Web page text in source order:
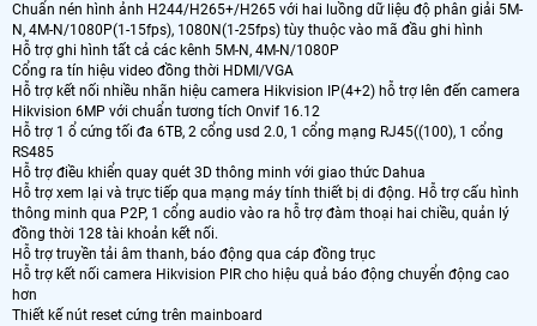
Chuẩn nén hình ảnh H244/H265+/H265 với hai luồng dữ liệu độ phân giải 5M-
N, 4M-N/1080P(1-15fps), 1080N(1-25fps) tùy thuộc vào mã đầu ghi hình
Hỗ trợ ghi hình tất cả các kênh 5M-N, 4M-N/1080P
Cổng ra tín hiệu video đồng thời HDMI/VGA
Hỗ trợ kết nối nhiều nhãn hiệu camera Hikvision IP(4+2) hỗ trợ lên đến camera
Hikvision 6MP với chuẩn tương tích Onvif 16.12
Hỗ trợ 1 ổ cứng tối đa 6TB, 2 cổng usd 2.0, 1 cổng mạng RJ45((100), 1 cổng
RS485
Hỗ trợ điều khiển quay quét 3D thông minh với giao thức Dahua
Hỗ trợ xem lại và trực tiếp qua mạng máy tính thiết bị di động. Hỗ trợ cấu hình
thông minh qua P2P, 1 cổng audio vào ra hỗ trợ đàm thoại hai chiều, quản lý
đồng thời 128 tài khoản kết nối.
Hỗ trợ truyền tải âm thanh, báo động qua cáp đồng trục
Hỗ trợ kết nối camera Hikvision PIR cho hiệu quả báo động chuyển động cao
hơn
Thiết kế nút reset cứng trên mainboard